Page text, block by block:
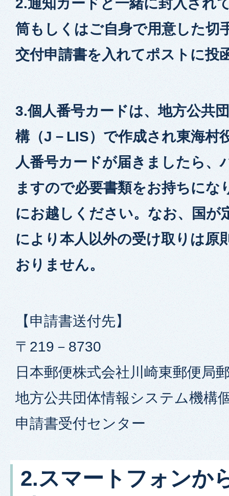
筒もしくはご自身で用意した切
交付申請書を入れてポストに投
3.個人番号カードは、地方公共
構（J－LIS）で作成され東海村
人番号カードが届きましたら、
ますので必要書類をお持ちにな
にお越しください。なお、国が
により本人以外の受け取りは原
おりません。
【申請書送付先】
〒219－8730
日本郵便株式会社川崎東郵便局
地方公共団体情報システム機構
申請書受付センター
2.スマートフォンか